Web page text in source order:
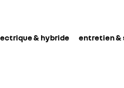
& hybride entretien &